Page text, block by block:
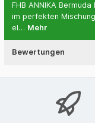
FHB ANNIKA
im perfekten
el… Mehr
Bewertungen